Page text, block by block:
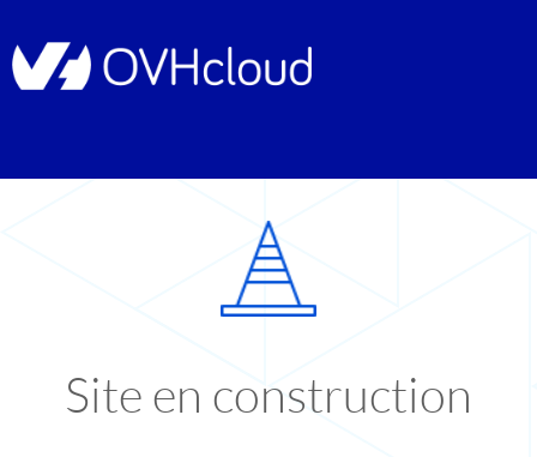
Site en construction